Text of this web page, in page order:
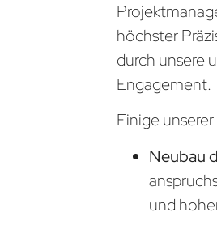
höchster
durch unsere
Engagement.
Einige
Neubau
und